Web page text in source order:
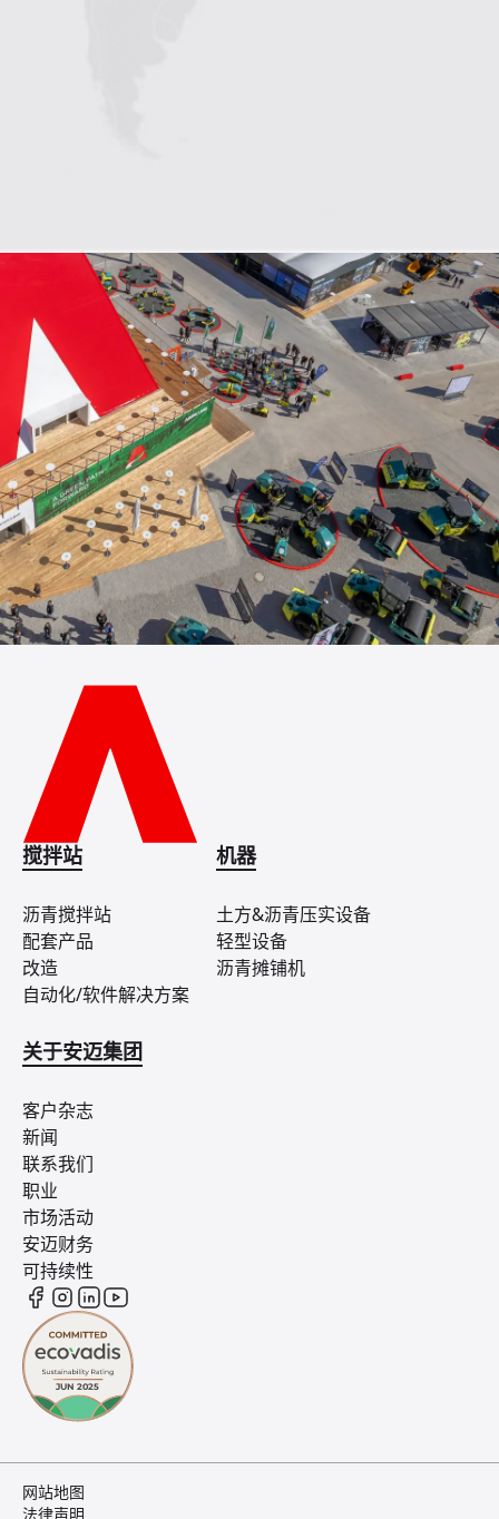
搅拌站
沥青搅拌站
配套产品
改造
自动化/软件解决方案
机器
土方&沥青压实设备
轻型设备
沥青摊铺机
关于安迈集团
客户杂志
新闻
联系我们
职业
市场活动
安迈财务
可持续性
网站地图
法律声明